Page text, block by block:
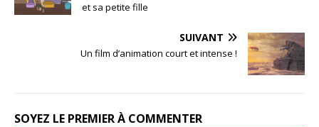
et sa petite fille
SUIVANT
Un film d’animation court et intense !
SOYEZ LE PREMIER À COMMENTER